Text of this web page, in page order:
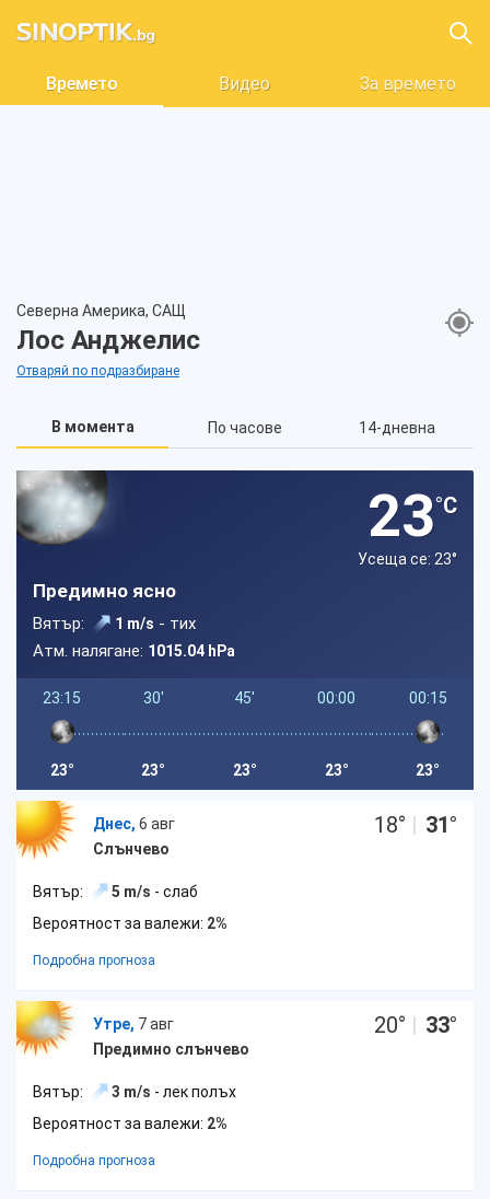
Времето Видео За времето
Северна Америка, САЩ
Лос Анджелис
Отваряй по подразбиране
В момента По часове 14-дневна
23°C
Усеща се: 23°
Предимно ясно
Вятър: 1 m/s - тих
Атм. налягане: 1015.04 hPa
23:15
23°
30'
23°
45'
23°
00:00
23°
00:15
23°
Днес, 6 авг
Слънчево
18° | 31°
Вятър: 5 m/s - слаб
Вероятност за валежи: 2%
Подробна прогноза
Утре, 7 авг
Предимно слънчево
20° | 33°
Вятър: 3 m/s - лек полъх
Вероятност за валежи: 2%
Подробна прогноза